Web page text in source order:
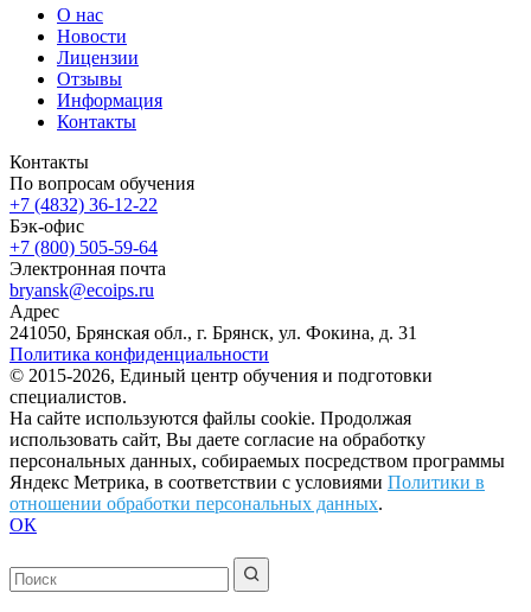
О нас
Новости
Лицензии
Отзывы
Информация
Контакты
Контакты
По вопросам обучения
+7 (4832) 36-12-22
Бэк-офис
+7 (800) 505-59-64
Электронная почта
bryansk@ecoips.ru
Адрес
241050, Брянская обл., г. Брянск, ул. Фокина, д. 31
Политика конфиденциальности
© 2015-2026, Единый центр обучения и подготовки
специалистов.
На сайте используются файлы cookie. Продолжая
использовать сайт, Вы даете согласие на обработку
персональных данных, собираемых посредством программы
Яндекс Метрика, в соответствии с условиями Политики в
отношении обработки персональных данных.
ОК